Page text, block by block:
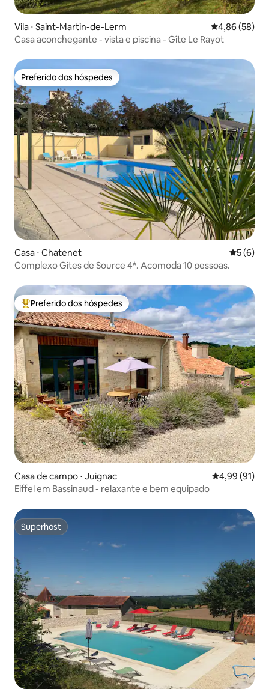
Vila ⋅ Saint-Martin-de-Lerm 4,86 de uma
4,86 (58)
Casa aconchegante - vista e piscina - Gîte Le Rayot
Preferido dos hóspedes
Preferido dos hóspedes
Casa ⋅ Chatenet 5 de
5 (6)
Complexo Gites de Source 4*. Acomoda 10 pessoas.
Entre os melhores preferidos dos hóspedes
Preferido dos hóspedes
Casa de campo ⋅ Juignac 4,99 de uma
4,99 (91)
Eiffel em Bassinaud - relaxante e bem equipado
Superhost
Superhost